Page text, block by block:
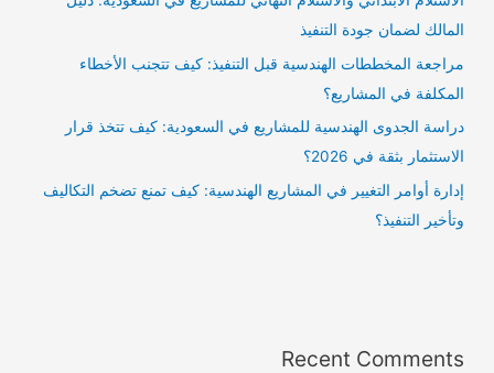
المالك لضمان جودة التنفيذ
مراجعة المخططات الهندسية قبل التنفيذ: كيف تتجنب الأخطاء
المكلفة في المشاريع؟
دراسة الجدوى الهندسية للمشاريع في السعودية: كيف تتخذ قرار
الاستثمار بثقة في 2026؟
إدارة أوامر التغيير في المشاريع الهندسية: كيف تمنع تضخم التكاليف
وتأخير التنفيذ؟
Recent Comments